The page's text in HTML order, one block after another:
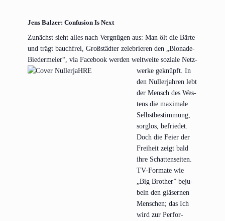
Jens Balzer: Confusion Is Next
Zunächst sieht alles nach Ver­gnü­gen aus: Man ölt die Bär­te
und trägt bauch­frei, Groß­städ­ter zele­brie­ren den „Bio­na­de-
Bie­der­mei­er“, via Face­book wer­den welt­wei­te sozia­le Netz­
wer­ke geknüpft. In
den Nuller­jah­ren lebt
der Mensch des Wes­
tens die maxi­ma­le
Selbst­be­stim­mung,
sorg­los, befrie­det.
Doch die Fei­er der
Frei­heit zeigt bald
ihre Schat­ten­sei­ten.
TV-For­ma­te wie
„Big Brot­her” beju­
beln den glä­ser­nen
Men­schen; das Ich
wird zur Per­for­